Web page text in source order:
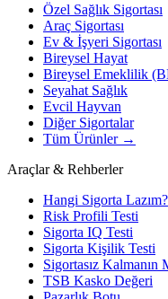
Özel Sağlık Sigortası
Araç Sigortası
Ev & İşyeri Sigortası
Bireysel Hayat
Bireysel Emeklilik
Seyahat Sağlık
Evcil Hayvan
Diğer Sigortalar
Tüm Ürünler →
Araçlar & Rehberler
Hangi Sigorta Lazım?
Risk Profili Testi
Sigorta IQ Testi
Sigorta Kişilik Testi
Sigortasız Kalmanın
TSB Kasko Değeri